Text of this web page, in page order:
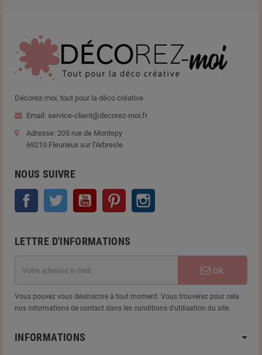
Décorez-moi, tout pour la déco créative
Email: service-client@decorez-moi.fr
Adresse: 205 rue de Montepy
69210 Fleurieux sur l’Arbresle
NOUS SUIVRE
Facebook Twitter YouTube Pinterest
LETTRE D'INFORMATIONS
ok
Vous pouvez vous désinscrire à tout moment. Vous trouverez pour cela
nos informations de contact dans les conditions d'utilisation du site.
INFORMATIONS